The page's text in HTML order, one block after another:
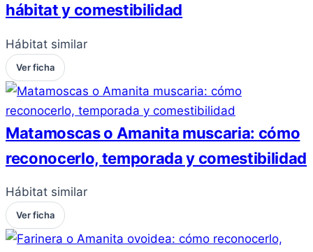
hábitat y comestibilidad
Hábitat similar
Ver ficha
Matamoscas o Amanita muscaria: cómo
reconocerlo, temporada y comestibilidad
Hábitat similar
Ver ficha